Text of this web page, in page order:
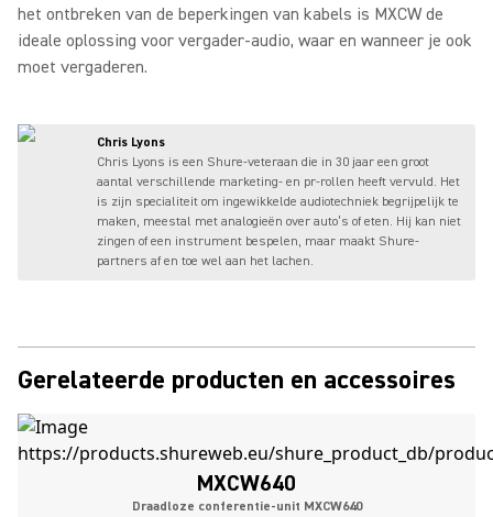
het ontbreken van de beperkingen van kabels is MXCW de
ideale oplossing voor vergader-audio, waar en wanneer je ook
moet vergaderen.
Chris Lyons
Chris Lyons is een Shure-veteraan die in 30 jaar een groot
aantal verschillende marketing- en pr-rollen heeft vervuld. Het
is zijn specialiteit om ingewikkelde audiotechniek begrijpelijk te
maken, meestal met analogieën over auto’s of eten. Hij kan niet
zingen of een instrument bespelen, maar maakt Shure-
partners af en toe wel aan het lachen.
Gerelateerde producten en accessoires
MXCW640
Draadloze conferentie-unit MXCW640